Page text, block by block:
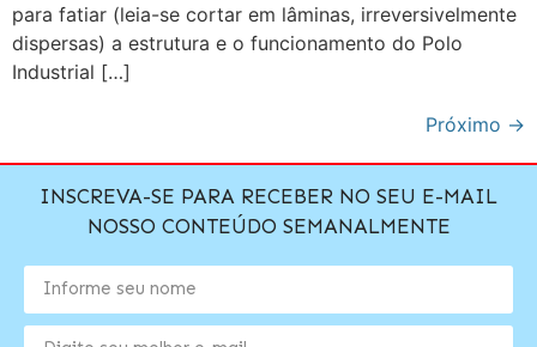
para fatiar (leia-se cortar em lâminas, irreversivelmente
dispersas) a estrutura e o funcionamento do Polo
Industrial […]
Próximo →
INSCREVA-SE PARA RECEBER NO SEU E-MAIL
NOSSO CONTEÚDO SEMANALMENTE